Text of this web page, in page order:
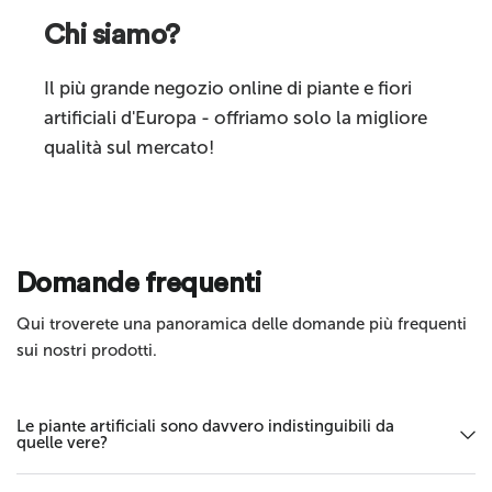
Commenta
Invia
Chi siamo?
Il più grande negozio online di piante e fiori
artificiali d'Europa - offriamo solo la migliore
qualità sul mercato!
Domande frequenti
Qui troverete una panoramica delle domande più frequenti
sui nostri prodotti.
Le piante artificiali sono davvero indistinguibili da
quelle vere?